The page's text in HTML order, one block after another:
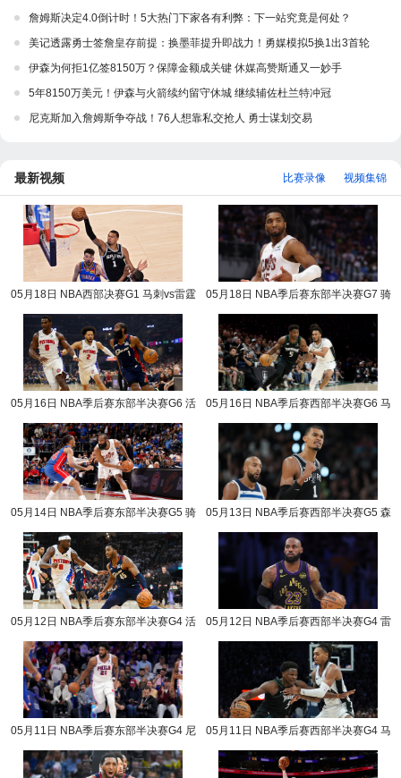
詹姆斯决定4.0倒计时！5大热门下家各有利弊：下一站究竟是何处？
美记透露勇士签詹皇存前提：换墨菲提升即战力！勇媒模拟5换1出3首轮
伊森为何拒1亿签8150万？保障金额成关键 休媒高赞斯通又一妙手
5年8150万美元！伊森与火箭续约留守休城 继续辅佐杜兰特冲冠
尼克斯加入詹姆斯争夺战！76人想靠私交抢人 勇士谋划交易
最新视频 视频集锦
比赛录像
05月18日 NBA西部决赛G1 马刺vs雷霆
05月18日 NBA季后赛东部半决赛G7 骑
05月16日 NBA季后赛东部半决赛G6 活
05月16日 NBA季后赛西部半决赛G6 马
05月14日 NBA季后赛东部半决赛G5 骑
05月13日 NBA季后赛西部半决赛G5 森
05月12日 NBA季后赛东部半决赛G4 活
05月12日 NBA季后赛西部半决赛G4 雷
05月11日 NBA季后赛东部半决赛G4 尼
05月11日 NBA季后赛西部半决赛G4 马